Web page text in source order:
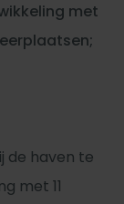
met
de haven te
met 11